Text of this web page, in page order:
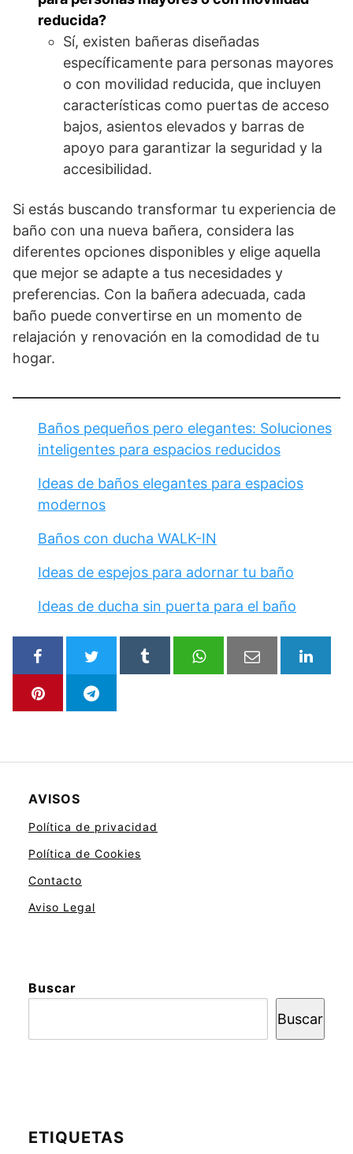
reducida?
Sí, existen bañeras diseñadas
específicamente para personas mayores
o con movilidad reducida, que incluyen
características como puertas de acceso
bajos, asientos elevados y barras de
apoyo para garantizar la seguridad y la
accesibilidad.
Si estás buscando transformar tu experiencia de
baño con una nueva bañera, considera las
diferentes opciones disponibles y elige aquella
que mejor se adapte a tus necesidades y
preferencias. Con la bañera adecuada, cada
baño puede convertirse en un momento de
relajación y renovación en la comodidad de tu
hogar.
Baños pequeños pero elegantes: Soluciones
inteligentes para espacios reducidos
Ideas de baños elegantes para espacios
modernos
Baños con ducha WALK-IN
Ideas de espejos para adornar tu baño
Ideas de ducha sin puerta para el baño
AVISOS
Política de privacidad
Política de Cookies
Contacto
Aviso Legal
Buscar
Buscar
ETIQUETAS